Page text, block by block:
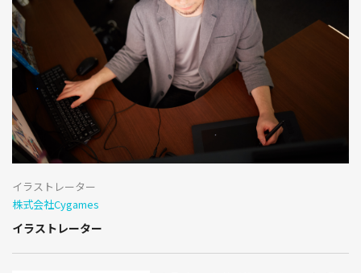
イラストレーター
株式会社Cygames
イラストレーター